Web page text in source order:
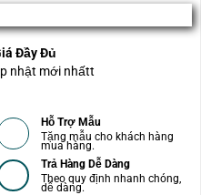
Đầy Đủ
nhật mới nhấtt
Hỗ Trợ Mẫu
Tặng mẫu cho khách hàng
mua hàng.
Trả Hàng Dễ Dàng
Theo quy định nhanh chóng,
dễ dàng.